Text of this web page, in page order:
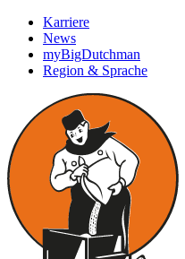
Karriere
News
myBigDutchman
Region & Sprache